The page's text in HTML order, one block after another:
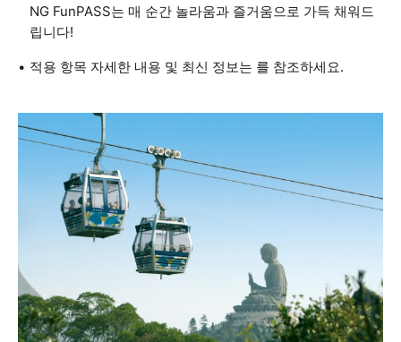
NG FunPASS는 매 순간 놀라움과 즐거움으로 가득 채워드
립니다!
적용 항목 자세한 내용 및 최신 정보는 를 참조하세요.